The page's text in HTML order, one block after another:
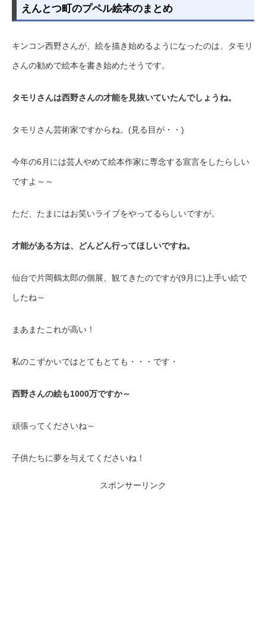
えんとつ町のプペル絵本のまとめ
キンコン西野さんが、絵を描き始めるようになったのは、タモリ
さんの勧めで絵本を書き始めたそうです。
タモリさんは西野さんの才能を見抜いていたんでしょうね。
タモリさん芸術家ですからね。(見る目が・・)
今年の6月には芸人やめて絵本作家に専念する宣言をしたらしい
ですよ～～
ただ、たまにはお笑いライブをやってるらしいですが。
才能がある方は、どんどん行ってほしいですね。
仙台で片岡鶴太郎の個展、観てきたのですが(9月に)上手い絵で
したね～
まあまたこれが高い！
私のこずかいではとてもとても・・・です・
西野さんの絵も1000万ですか～
頑張ってくださいね～
子供たちに夢を与えてくださいね！
スポンサーリンク